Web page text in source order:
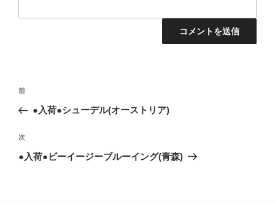
投
ナ
ビ
ゲ
前
の
稿
前
●入荷●シューデル(オーストリア)
次
の
次
●入荷●ビーイージーブルーイング(青森)